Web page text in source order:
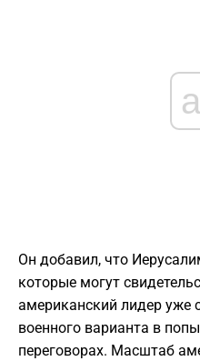
Он добавил, что
которые могут
американский лидер уже
военного варианта в
переговорах. Масштаб